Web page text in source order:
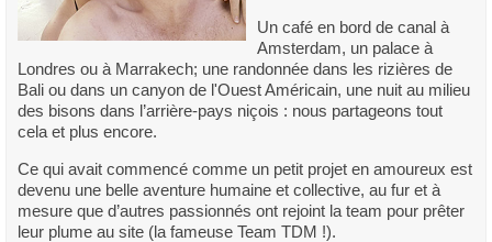
Un café en bord de canal à
Amsterdam, un palace à
Londres ou à Marrakech; une randonnée dans les rizières de
Bali ou dans un canyon de l'Ouest Américain, une nuit au milieu
des bisons dans l’arrière-pays niçois : nous partageons tout
cela et plus encore.
Ce qui avait commencé comme un petit projet en amoureux est
devenu une belle aventure humaine et collective, au fur et à
mesure que d’autres passionnés ont rejoint la team pour prêter
leur plume au site (la fameuse Team TDM !).